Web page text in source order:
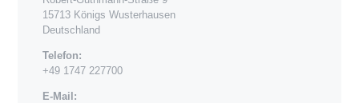
15713 Königs Wusterhausen
Deutschland
Telefon:
+49 1747 227700
E-Mail: